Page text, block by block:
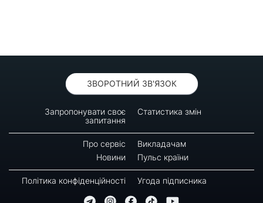
ЗВОРОТНИЙ ЗВ'ЯЗОК
Запропонувати своє
запитання
Статистика змін
Про сервіс
Викладачам
Новини
Пульс країни
Політика конфіденційності Угода підписника